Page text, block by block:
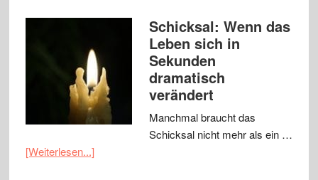
Schicksal: Wenn das
Leben sich in
Sekunden
dramatisch
verändert
Manchmal braucht das
Schicksal nicht mehr als ein …
[Weiterlesen...]